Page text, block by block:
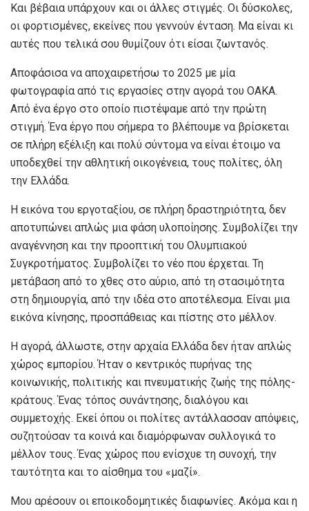
Και βέβαια υπάρχουν και οι άλλες στιγμές. Οι δύσκολες,
οι φορτισμένες, εκείνες που γεννούν ένταση. Μα είναι κι
αυτές που τελικά σου θυμίζουν ότι είσαι ζωντανός.
Αποφάσισα να αποχαιρετήσω το 2025 με μία
φωτογραφία από τις εργασίες στην αγορά του ΟΑΚΑ.
Από ένα έργο στο οποίο πιστέψαμε από την πρώτη
στιγμή. Ένα έργο που σήμερα το βλέπουμε να βρίσκεται
σε πλήρη εξέλιξη και πολύ σύντομα να είναι έτοιμο να
υποδεχθεί την αθλητική οικογένεια, τους πολίτες, όλη
την Ελλάδα.
Η εικόνα του εργοταξίου, σε πλήρη δραστηριότητα, δεν
αποτυπώνει απλώς μια φάση υλοποίησης. Συμβολίζει την
αναγέννηση και την προοπτική του Ολυμπιακού
Συγκροτήματος. Συμβολίζει το νέο που έρχεται. Τη
μετάβαση από το χθες στο αύριο, από τη στασιμότητα
στη δημιουργία, από την ιδέα στο αποτέλεσμα. Είναι μια
εικόνα κίνησης, προσπάθειας και πίστης στο μέλλον.
Η αγορά, άλλωστε, στην αρχαία Ελλάδα δεν ήταν απλώς
χώρος εμπορίου. Ήταν ο κεντρικός πυρήνας της
κοινωνικής, πολιτικής και πνευματικής ζωής της πόλης-
κράτους. Ένας τόπος συνάντησης, διαλόγου και
συμμετοχής. Εκεί όπου οι πολίτες αντάλλασσαν απόψεις,
συζητούσαν τα κοινά και διαμόρφωναν συλλογικά το
μέλλον τους. Ένας χώρος που ενίσχυε τη συνοχή, την
ταυτότητα και το αίσθημα του «μαζί».
Μου αρέσουν οι εποικοδομητικές διαφωνίες. Ακόμα και η